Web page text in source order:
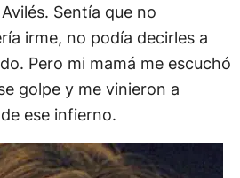
Sentía que no
irme, no podía decirles a
Pero mi mamá me escuchó
golpe y me vinieron a
ese infierno.